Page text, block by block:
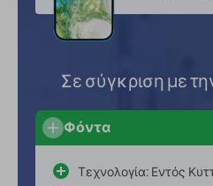
Σε σύγκριση με
Φόντα
Τεχνολογία: Εντός